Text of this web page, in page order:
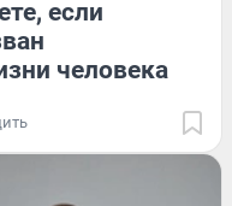
если
человека